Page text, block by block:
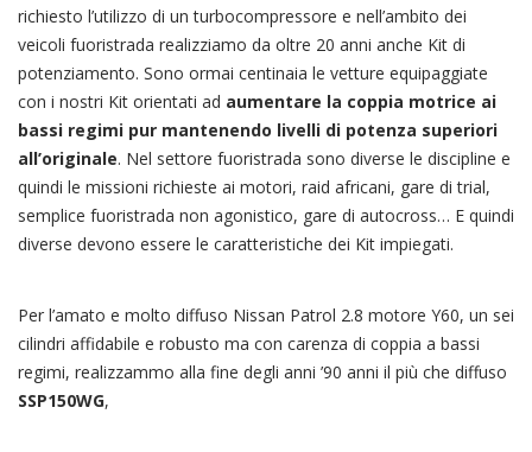
richiesto l’utilizzo di un turbocompressore e nell’ambito dei
veicoli fuoristrada realizziamo da oltre 20 anni anche Kit di
potenziamento. Sono ormai centinaia le vetture equipaggiate
con i nostri Kit orientati ad aumentare la coppia motrice ai
bassi regimi pur mantenendo livelli di potenza superiori
all’originale. Nel settore fuoristrada sono diverse le discipline e
quindi le missioni richieste ai motori, raid africani, gare di trial,
semplice fuoristrada non agonistico, gare di autocross… E quindi
diverse devono essere le caratteristiche dei Kit impiegati.
Per l’amato e molto diffuso Nissan Patrol 2.8 motore Y60, un sei
cilindri affidabile e robusto ma con carenza di coppia a bassi
regimi, realizzammo alla fine degli anni ’90 anni il più che diffuso
SSP150WG,